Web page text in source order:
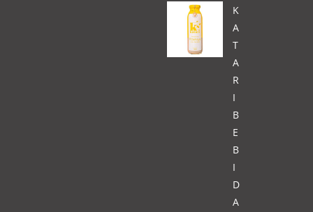
K
A
T
A
R
I
B
E
B
I
D
A